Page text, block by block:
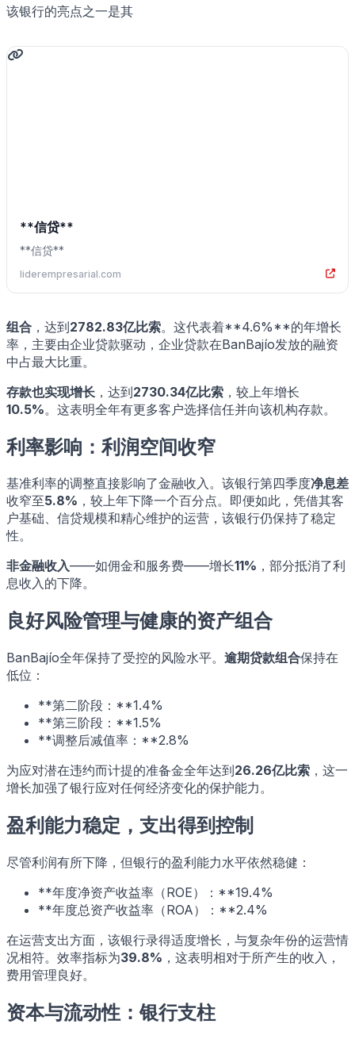
该银行的亮点之一是其
**信贷**
**信贷**
liderempresarial.com
组合 ，达到2782.83亿比索。这代表着**4.6%**的年增长
率，主要由企业贷款驱动，企业贷款在BanBajío发放的融资
中占最大比重。
存款也实现增长 ，达到2730.34亿比索 ，较上年增长
10.5%。这表明全年有更多客户选择信任并向该机构存款。
利率影响：利润空间收窄
基准利率的调整直接影响了金融收入。该银行第四季度净息差
收窄至5.8% ，较上年下降一个百分点。即便如此，凭借其客
户基础、信贷规模和精心维护的运营，该银行仍保持了稳定
性。
非金融收入——如佣金和服务费——增长11% ，部分抵消了利
息收入的下降。
良好风险管理与健康的资产组合
BanBajío全年保持了受控的风险水平。 逾期贷款组合保持在
低位：
**第二阶段：**1.4%
**第三阶段：**1.5%
**调整后减值率：**2.8%
为应对潜在违约而计提的准备金全年达到26.26亿比索 ，这一
增长加强了银行应对任何经济变化的保护能力。
盈利能力稳定，支出得到控制
尽管利润有所下降，但银行的盈利能力水平依然稳健：
**年度净资产收益率（ROE）：**19.4%
**年度总资产收益率（ROA）：**2.4%
在运营支出方面，该银行录得适度增长，与复杂年份的运营情
况相符。效率指标为39.8% ，这表明相对于所产生的收入，
费用管理良好。
资本与流动性：银行支柱